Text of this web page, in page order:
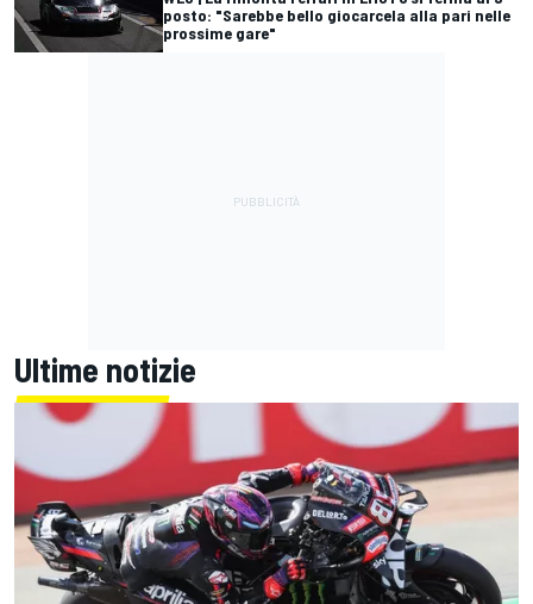
posto: "Sarebbe bello giocarcela alla pari nelle
prossime gare"
Ultime notizie